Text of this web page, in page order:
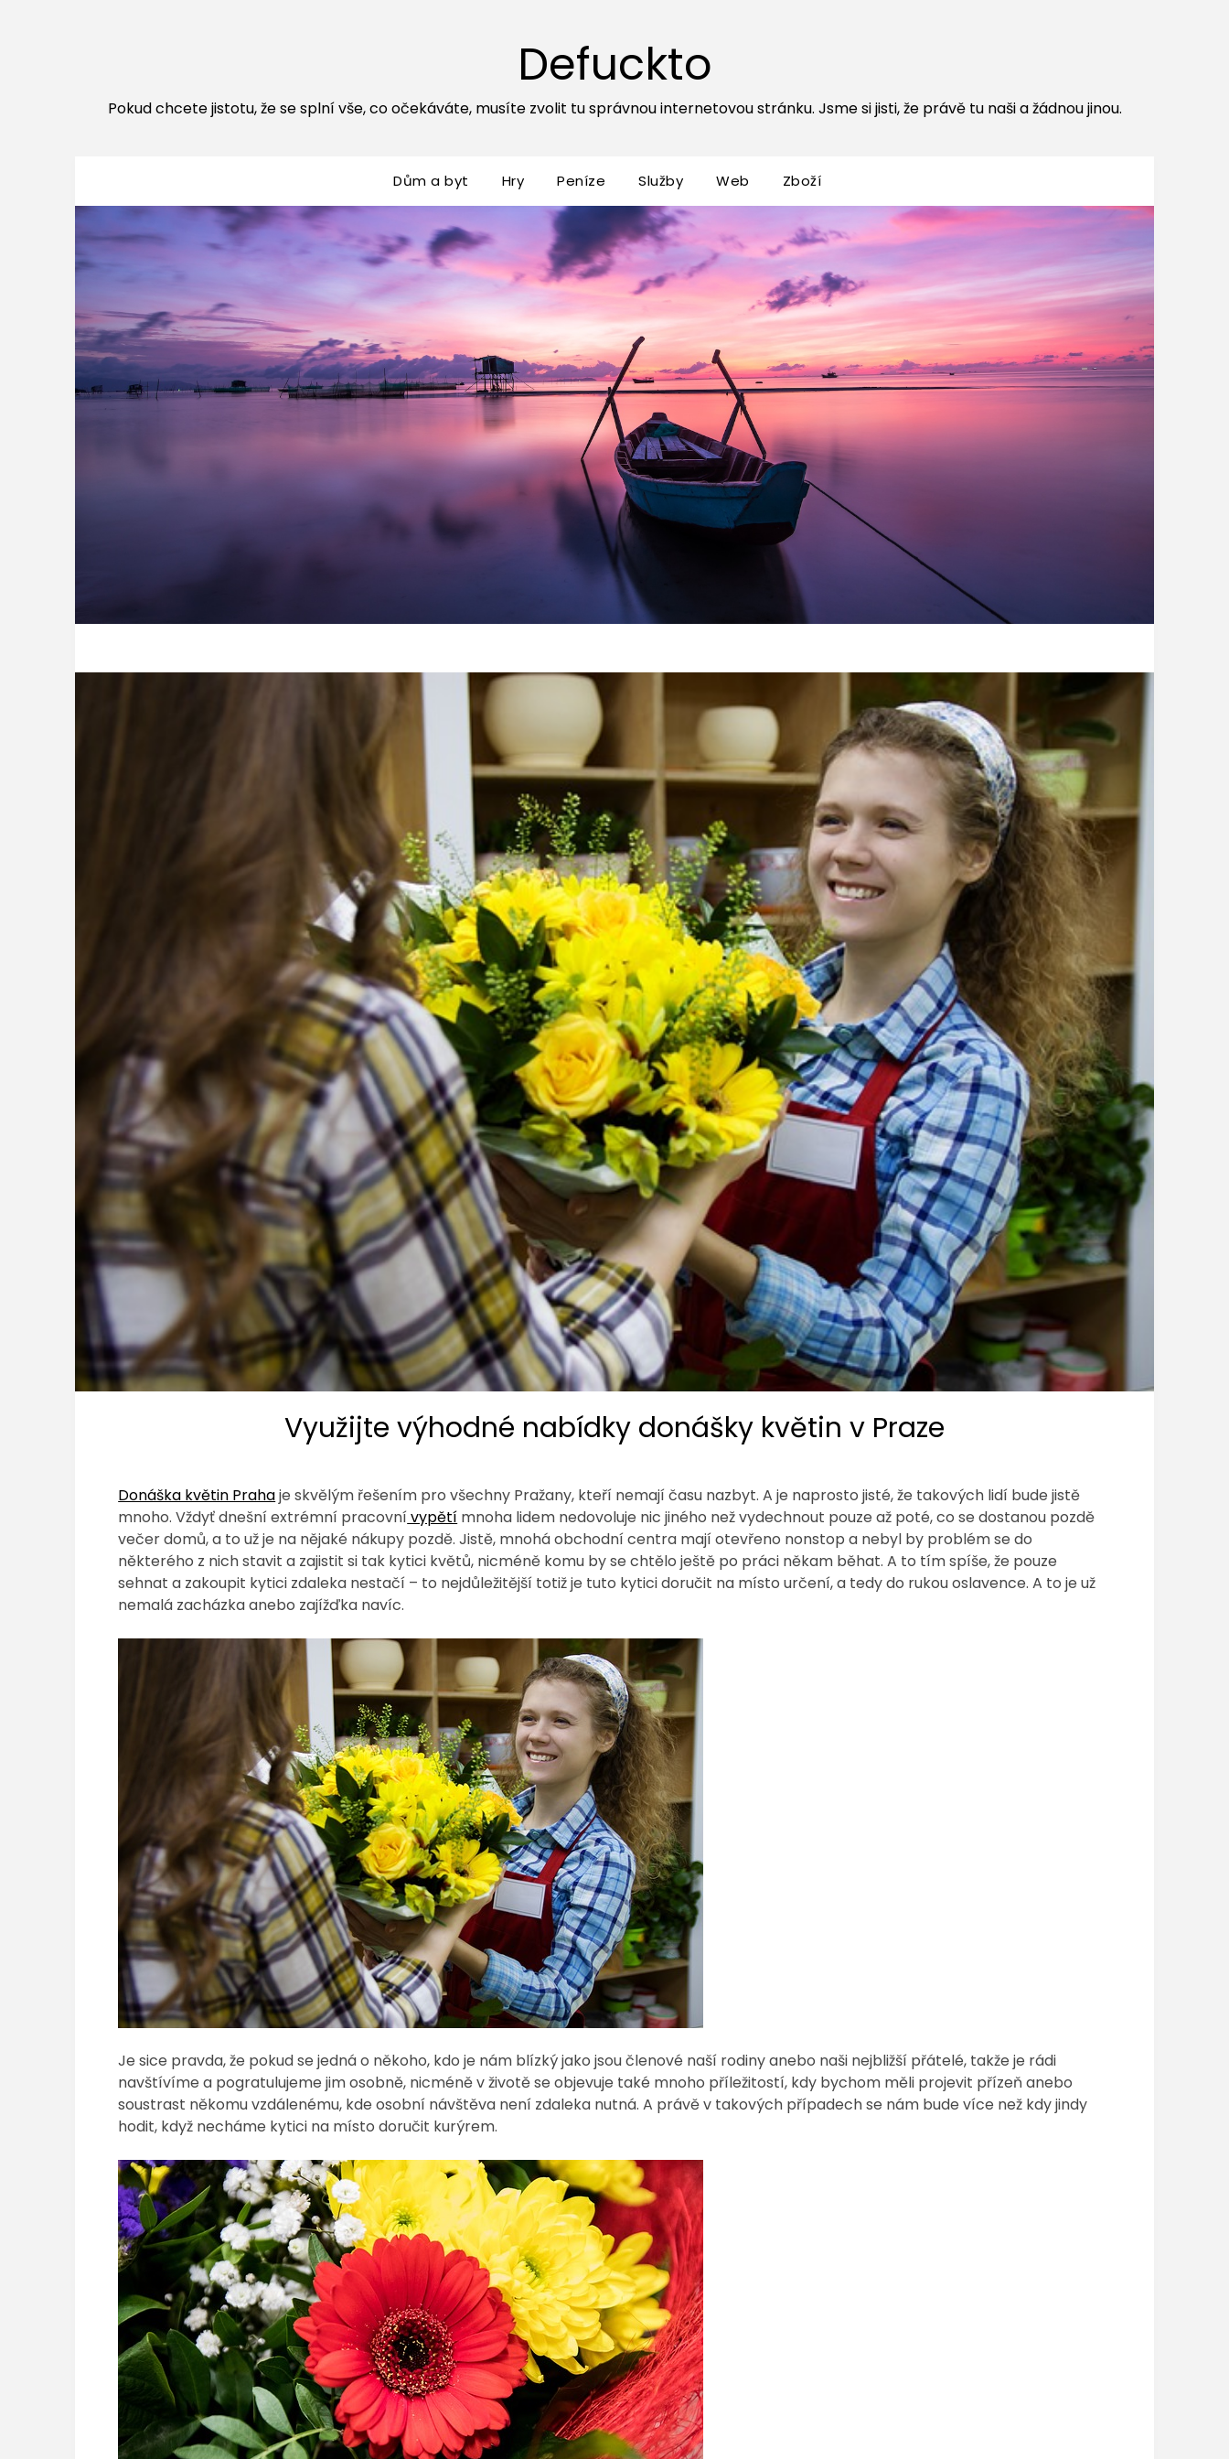
Defuckto
Pokud chcete jistotu, že se splní vše, co očekáváte, musíte zvolit tu správnou internetovou stránku. Jsme si jisti, že právě tu naši a žádnou jinou.
Dům a byt Hry Peníze Služby Web Zboží
Využijte výhodné nabídky donášky květin v Praze
Donáška květin Prahaje skvělým řešením pro všechny Pražany, kteří nemají času nazbyt. A je naprosto jisté, že takových lidí bude jistě
mnoho. Vždyť dnešní extrémní pracovní vypětí mnoha lidem nedovoluje nic jiného než vydechnout pouze až poté, co se dostanou pozdě
večer domů, a to už je na nějaké nákupy pozdě. Jistě, mnohá obchodní centra mají otevřeno nonstop a nebyl by problém se do
některého z nich stavit a zajistit si tak kytici květů, nicméně komu by se chtělo ještě po práci někam běhat. A to tím spíše, že pouze
sehnat a zakoupit kytici zdaleka nestačí – to nejdůležitější totiž je tuto kytici doručit na místo určení, a tedy do rukou oslavence. A to je už
nemalá zacházka anebo zajížďka navíc.
Je sice pravda, že pokud se jedná o někoho, kdo je nám blízký jako jsou členové naší rodiny anebo naši nejbližší přátelé, takže je rádi
navštívíme a pogratulujeme jim osobně, nicméně v životě se objevuje také mnoho příležitostí, kdy bychom měli projevit přízeň anebo
soustrast někomu vzdálenému, kde osobní návštěva není zdaleka nutná. A právě v takových případech se nám bude více než kdy jindy
hodit, když necháme kytici na místo doručit kurýrem.